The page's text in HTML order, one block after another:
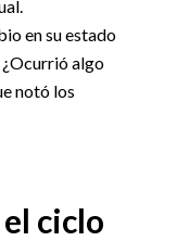
en su estado
algo
notó los
ciclo